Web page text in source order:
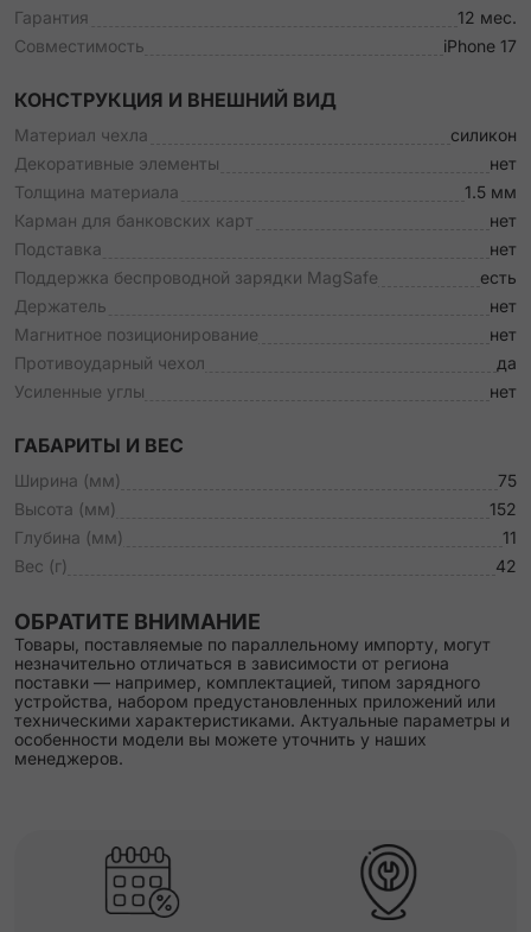
Гарантия
12 мес.
Совместимость
iPhone 17
КОНСТРУКЦИЯ И ВНЕШНИЙ ВИД
Материал чехла
силикон
Декоративные элементы
нет
Толщина материала
1.5 мм
Карман для банковских карт
нет
Подставка
нет
Поддержка беспроводной зарядки MagSafe
есть
Держатель
нет
Магнитное позиционирование
нет
Противоударный чехол
да
Усиленные углы
нет
ГАБАРИТЫ И ВЕС
Ширина (мм)
75
Высота (мм)
152
Глубина (мм)
11
Вес (г)
42
ОБРАТИТЕ ВНИМАНИЕ
Товары, поставляемые по параллельному импорту, могут
незначительно отличаться в зависимости от региона
поставки — например, комплектацией, типом зарядного
устройства, набором предустановленных приложений или
техническими характеристиками. Актуальные параметры и
особенности модели вы можете уточнить у наших
менеджеров.